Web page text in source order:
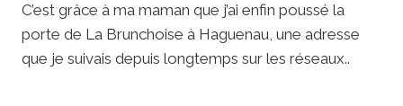
C’est grâce à ma maman que j’ai enfin poussé la
porte de La Brunchoise à Haguenau, une adresse
que je suivais depuis longtemps sur les réseaux..